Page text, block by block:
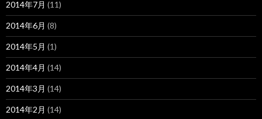
2014年7月 (11)
2014年6月 (8)
2014年5月 (1)
2014年4月 (14)
2014年3月 (14)
2014年2月 (14)